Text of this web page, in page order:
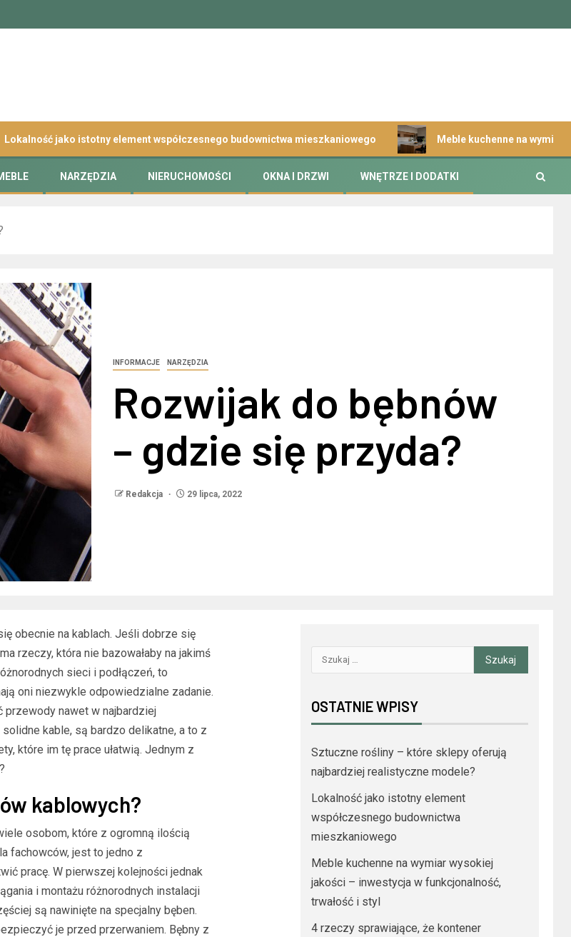
jako istotny element współczesnego budownictwa mieszkaniowego Meble kuchenne na wymiar wysokiej
NARZĘDZIA NIERUCHOMOŚCI OKNA I DRZWI WNĘTRZE I DODATKI
INFORMACJE NARZĘDZIA
Rozwijak do bębnów
– gdzie się przyda?
Redakcja 29 lipca, 2022
obecnie na kablach. Jeśli dobrze się
rzeczy, która nie bazowałaby na jakimś
sieci i podłączeń, to
oni niezwykle odpowiedzialne zadanie.
nawet w najbardziej
kable, są bardzo delikatne, a to z
które im tę prace ułatwią. Jednym z
kablowych?
osobom, które z ogromną ilością
fachowców, jest to jedno z
pracę. W pierwszej kolejności jednak
i montażu różnorodnych instalacji
są nawinięte na specjalny bęben.
je przed przerwaniem. Bębny z
OSTATNIE WPISY
Sztuczne rośliny – które sklepy oferują
najbardziej realistyczne modele?
Lokalność jako istotny element
współczesnego budownictwa
mieszkaniowego
Meble kuchenne na wymiar wysokiej
jakości – inwestycja w funkcjonalność,
trwałość i styl
4 rzeczy sprawiające, że kontener